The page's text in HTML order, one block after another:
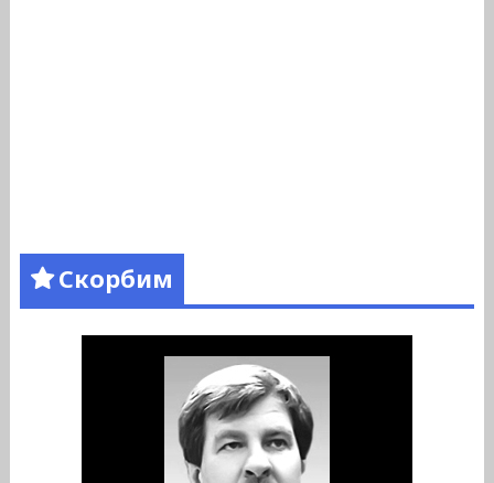
Скорбим